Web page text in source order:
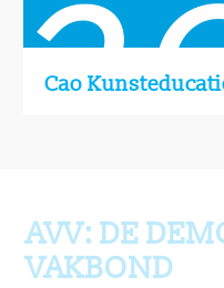
Cao
AVV: DE
VAKBOND